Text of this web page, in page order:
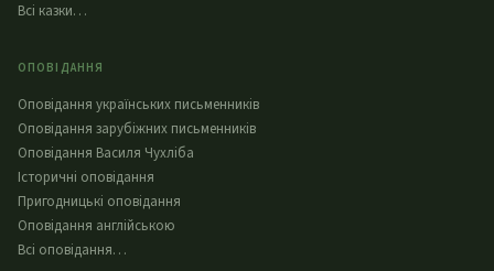
Всі казки…
ОПОВІДАННЯ
Оповідання українських письменників
Оповідання зарубіжних письменників
Оповідання Василя Чухліба
Історичні оповідання
Пригодницькі оповідання
Оповідання англійською
Всі оповідання…